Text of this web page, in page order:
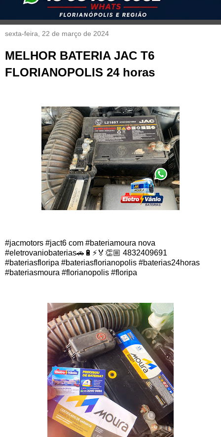
sexta-feira, 22 de março de 2024
MELHOR BATERIA JAC T6
FLORIANOPOLIS 24 horas
#jacmotors #jact6 com #bateriamoura nova
#eletrovaniobaterias🚗🔋⚡️🏅👏🏼 4832409691
#bateriasfloripa #bateriasflorianopolis #baterias24horas
#bateriasmoura #florianopolis #floripa